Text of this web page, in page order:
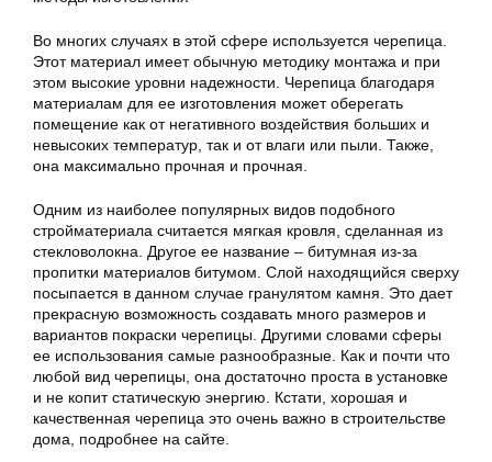
Во многих случаях в этой сфере используется черепица.
Этот материал имеет обычную методику монтажа и при
этом высокие уровни надежности. Черепица благодаря
материалам для ее изготовления может оберегать
помещение как от негативного воздействия больших и
невысоких температур, так и от влаги или пыли. Также,
она максимально прочная и прочная.
Одним из наиболее популярных видов подобного
стройматериала считается мягкая кровля, сделанная из
стекловолокна. Другое ее название – битумная из-за
пропитки материалов битумом. Слой находящийся сверху
посыпается в данном случае гранулятом камня. Это дает
прекрасную возможность создавать много размеров и
вариантов покраски черепицы. Другими словами сферы
ее использования самые разнообразные. Как и почти что
любой вид черепицы, она достаточно проста в установке
и не копит статическую энергию. Кстати, хорошая и
качественная черепица это очень важно в строительстве
дома, подробнее на сайте.